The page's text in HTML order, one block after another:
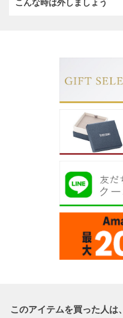
こんな時は外しましょう
このアイテムを買った人は、